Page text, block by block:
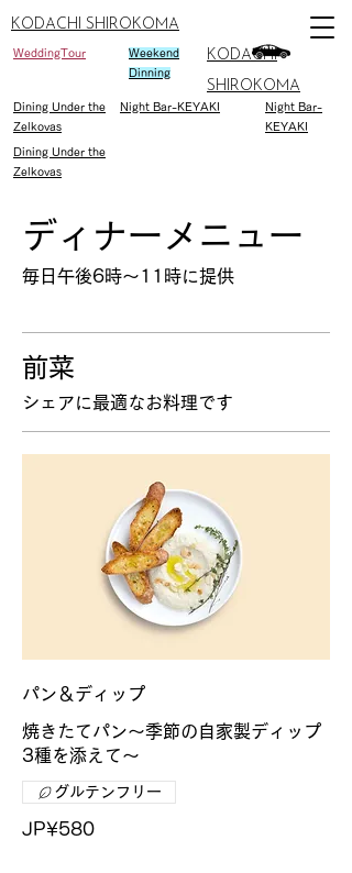
KODACHI SHIROKOMA
WeddingTour
Weekend
Dinning
KODACHI
SHIROKOMA
Dining Under the
Zelkovas
Night Bar-KEYAKI
Night Bar-
KEYAKI
Dining Under the
Zelkovas
ディナーメニュー
毎日午後6時〜11時に提供
前菜
シェアに最適なお料理です
パン＆ディップ
焼きたてパン〜季節の自家製ディップ
3種を添えて〜
JP¥580
グルテンフリー